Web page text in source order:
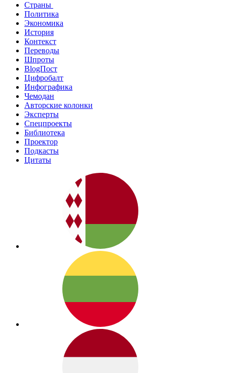
Страны
Политика
Экономика
История
Контекст
Переводы
Шпроты
BlogПост
Цифробалт
Инфографика
Чемодан
Авторские колонки
Эксперты
Спецпроекты
Библиотека
Проектор
Подкасты
Цитаты